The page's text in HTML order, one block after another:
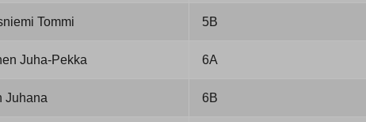
Tommi 5B
Juha-Pekka 6A
Juhana 6B